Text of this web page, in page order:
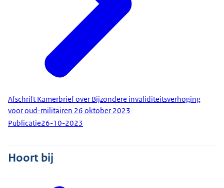
Afschrift Kamerbrief over Bijzondere invaliditeitsverhoging
voor oud-militairen 26 oktober 2023
Publicatie26-10-2023
Hoort bij